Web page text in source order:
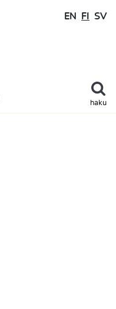
EN FI SV
haku